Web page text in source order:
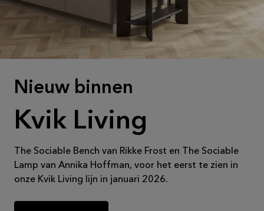
toestellen*
Bekijk
aanbieding
Nieuw binnen
Kvik Living
The Sociable Bench van Rikke Frost en The Sociable
Lamp van Annika Hoffman, voor het eerst te zien in
onze Kvik Living lijn in januari 2026.